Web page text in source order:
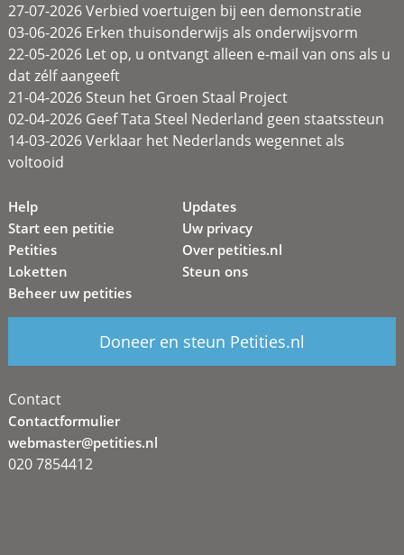
27-07-2026 Verbied voertuigen bij een demonstratie
03-06-2026 Erken thuisonderwijs als onderwijsvorm
22-05-2026 Let op, u ontvangt alleen e-mail van ons als u
dat zélf aangeeft
21-04-2026 Steun het Groen Staal Project
02-04-2026 Geef Tata Steel Nederland geen staatssteun
14-03-2026 Verklaar het Nederlands wegennet als
voltooid
Help
Start een petitie
Petities
Loketten
Beheer uw petities
Updates
Uw privacy
Over petities.nl
Steun ons
Doneer en steun Petities.nl
Contact
Contactformulier
webmaster@petities.nl
020 7854412